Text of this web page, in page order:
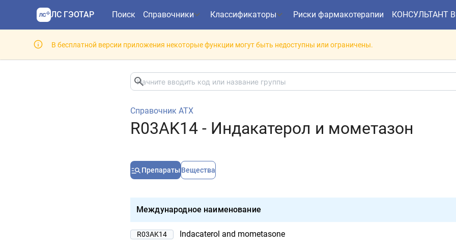
ЛС ГЭОТАР Поиск Справочники Классификаторы Риски фармакотерапии КОНСУЛЬТАНТ
В бесплатной версии приложения некоторые функции могут быть недоступны или ограничены.
Справочник АТХ
R03AK14 - Индакатерол и мометазон
Препараты Вещества
Международное наименование
R03AK14 Indacaterol and mometasone